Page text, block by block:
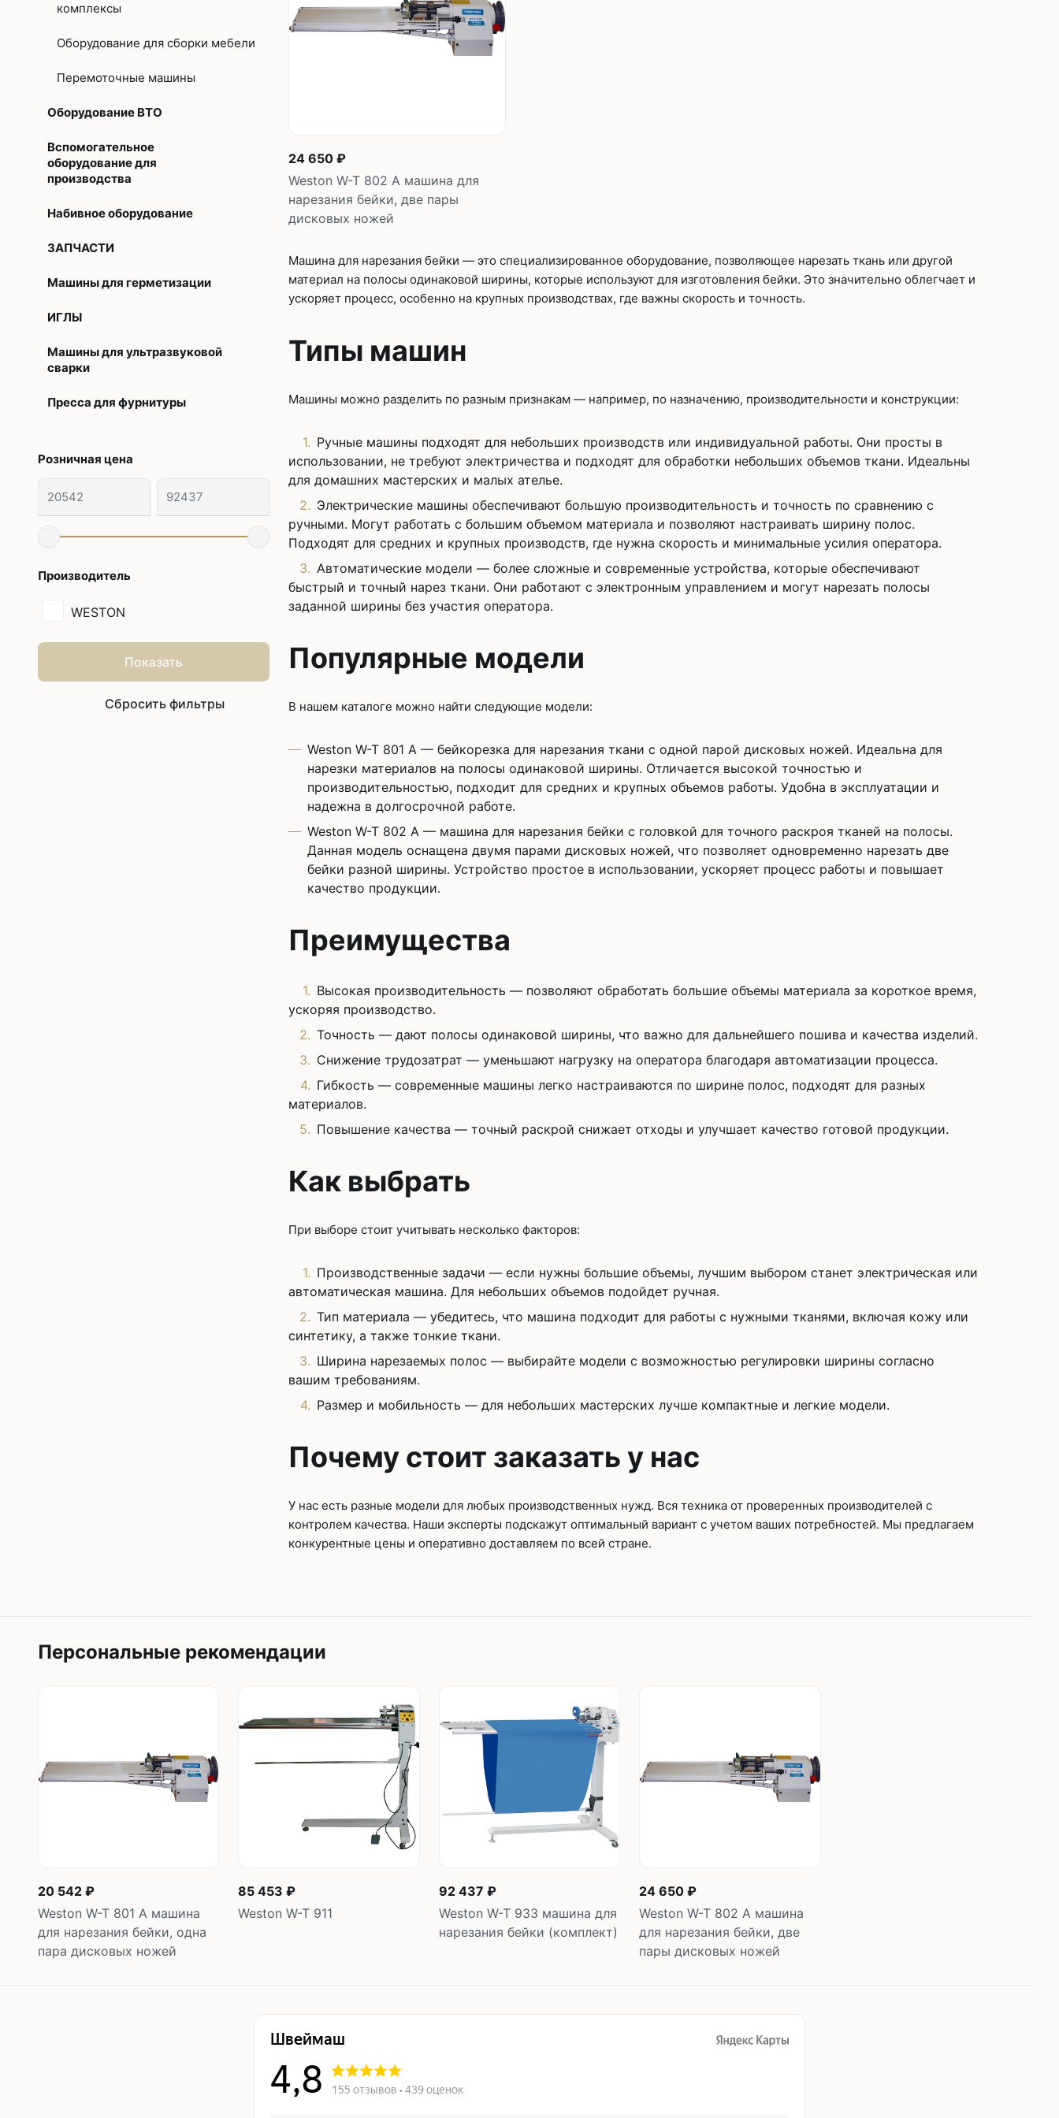
комплексы
Оборудование для сборки мебели
Перемоточные машины
Оборудование ВТО
Вспомогательное
оборудование для
производства
Набивное оборудование
ЗАПЧАСТИ
Машины для герметизации
ИГЛЫ
Машины для ультразвуковой
сварки
Пресса для фурнитуры
Розничная цена
Производитель
WESTON
Показать
Сбросить фильтры
24 650 ₽
Weston W-T 802 A машина для
нарезания бейки, две пары
дисковых ножей
Машина для нарезания бейки — это специализированное оборудование, позволяющее нарезать ткань или другой
материал на полосы одинаковой ширины, которые используют для изготовления бейки. Это значительно облегчает и
ускоряет процесс, особенно на крупных производствах, где важны скорость и точность.
Типы машин
Машины можно разделить по разным признакам — например, по назначению, производительности и конструкции:
Ручные машины подходят для небольших производств или индивидуальной работы. Они просты в
использовании, не требуют электричества и подходят для обработки небольших объемов ткани. Идеальны
для домашних мастерских и малых ателье.
Электрические машины обеспечивают большую производительность и точность по сравнению с
ручными. Могут работать с большим объемом материала и позволяют настраивать ширину полос.
Подходят для средних и крупных производств, где нужна скорость и минимальные усилия оператора.
Автоматические модели — более сложные и современные устройства, которые обеспечивают
быстрый и точный нарез ткани. Они работают с электронным управлением и могут нарезать полосы
заданной ширины без участия оператора.
Популярные модели
В нашем каталоге можно найти следующие модели:
Weston W-T 801 A — бейкорезка для нарезания ткани с одной парой дисковых ножей. Идеальна для
нарезки материалов на полосы одинаковой ширины. Отличается высокой точностью и
производительностью, подходит для средних и крупных объемов работы. Удобна в эксплуатации и
надежна в долгосрочной работе.
Weston W-T 802 A — машина для нарезания бейки с головкой для точного раскроя тканей на полосы.
Данная модель оснащена двумя парами дисковых ножей, что позволяет одновременно нарезать две
бейки разной ширины. Устройство простое в использовании, ускоряет процесс работы и повышает
качество продукции.
Преимущества
Высокая производительность — позволяют обработать большие объемы материала за короткое время,
ускоряя производство.
Точность — дают полосы одинаковой ширины, что важно для дальнейшего пошива и качества изделий.
Снижение трудозатрат — уменьшают нагрузку на оператора благодаря автоматизации процесса.
Гибкость — современные машины легко настраиваются по ширине полос, подходят для разных
материалов.
Повышение качества — точный раскрой снижает отходы и улучшает качество готовой продукции.
Как выбрать
При выборе стоит учитывать несколько факторов:
Производственные задачи — если нужны большие объемы, лучшим выбором станет электрическая или
автоматическая машина. Для небольших объемов подойдет ручная.
Тип материала — убедитесь, что машина подходит для работы с нужными тканями, включая кожу или
синтетику, а также тонкие ткани.
Ширина нарезаемых полос — выбирайте модели с возможностью регулировки ширины согласно
вашим требованиям.
Размер и мобильность — для небольших мастерских лучше компактные и легкие модели.
Почему стоит заказать у нас
У нас есть разные модели для любых производственных нужд. Вся техника от проверенных производителей с
контролем качества. Наши эксперты подскажут оптимальный вариант с учетом ваших потребностей. Мы предлагаем
конкурентные цены и оперативно доставляем по всей стране.
Персональные рекомендации
20 542 ₽
Weston W-T 801 A машина
для нарезания бейки, одна
пара дисковых ножей
85 453 ₽
Weston W-T 911
92 437 ₽
Weston W-T 933 машина для
нарезания бейки (комплект)
24 650 ₽
Weston W-T 802 A машина
для нарезания бейки, две
пары дисковых ножей